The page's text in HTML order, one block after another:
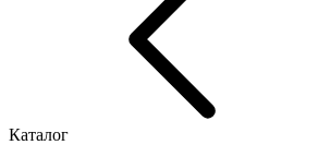
Каталог